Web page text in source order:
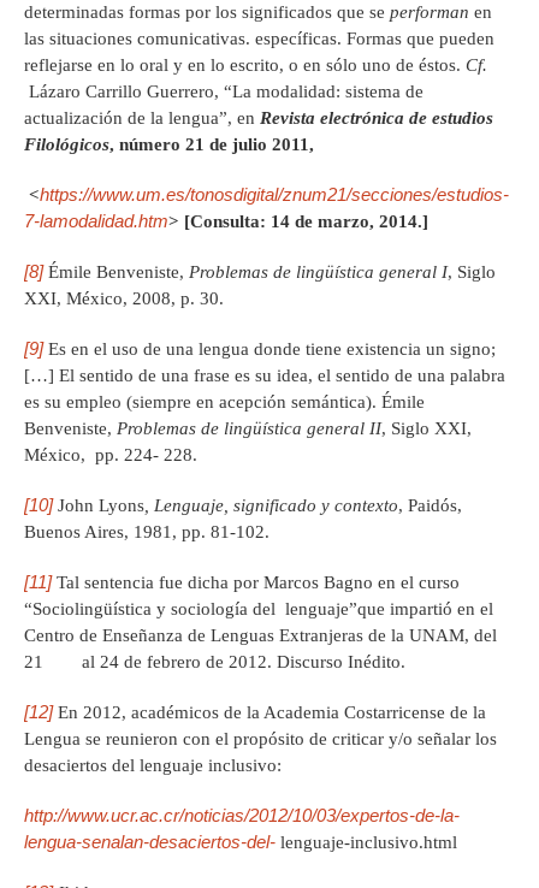
determinadas formas por los significados que se performan en
las situaciones comunicativas. específicas. Formas que pueden
reflejarse en lo oral y en lo escrito, o en sólo uno de éstos. Cf.
Lázaro Carrillo Guerrero, “La modalidad: sistema de
actualización de la lengua”, en Revista electrónica de estudios
Filológicos, número 21 de julio 2011,
<https://www.um.es/tonosdigital/znum21/secciones/estudios-
7-lamodalidad.htm> [Consulta: 14 de marzo, 2014.]
[8]Émile Benveniste, Problemas de lingüística general I, Siglo
XXI, México, 2008, p. 30.
[9]Es en el uso de una lengua donde tiene existencia un signo;
[…] El sentido de una frase es su idea, el sentido de una palabra
es su empleo (siempre en acepción semántica). Émile
Benveniste, Problemas de lingüística general II, Siglo XXI,
México, pp. 224- 228.
[10]John Lyons , Lenguaje, significado y contexto, Paidós,
Buenos Aires, 1981, pp. 81-102.
[11]Tal sentencia fue dicha por Marcos Bagno en el curso
“Sociolingüística y sociología del lenguaje”que impartió en el
Centro de Enseñanza de Lenguas Extranjeras de la UNAM, del
21 al 24 de febrero de 2012. Discurso Inédito.
[12]En 2012, académicos de la Academia Costarricense de la
Lengua se reunieron con el propósito de criticar y/o señalar los
desaciertos del lenguaje inclusivo:
http://www.ucr.ac.cr/noticias/2012/10/03/expertos-de-la-
lengua-senalan-desaciertos-del- lenguaje-inclusivo.html